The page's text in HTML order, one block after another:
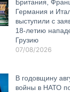
Британия,
Германия и
выступили с
18-летию
Грузию
07/08/2026
В годовщину
войны в НАТО